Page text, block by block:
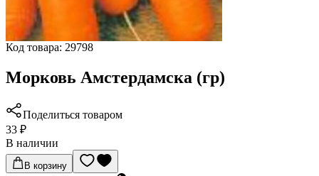
Код товара: 29798
Морковь Амстердамска (гр)
Поделиться товаром
33 ₽
В наличии
В корзину